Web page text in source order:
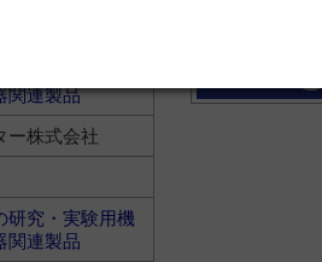
関連製品
ー株式会社
研究・実験用機
関連製品